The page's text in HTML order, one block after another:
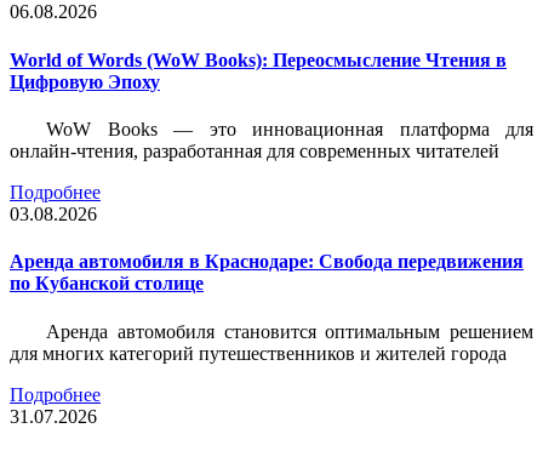
06.08.2026
World of Words (WoW Books): Переосмысление Чтения в
Цифровую Эпоху
WoW Books — это инновационная платформа для
онлайн-чтения, разработанная для современных читателей
Подробнее
03.08.2026
Аренда автомобиля в Краснодаре: Свобода передвижения
по Кубанской столице
Аренда автомобиля становится оптимальным решением
для многих категорий путешественников и жителей города
Подробнее
31.07.2026